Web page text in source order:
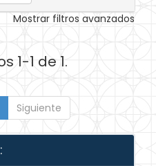
Mostrar filtros avanzados
1-1 de 1.
Siguiente